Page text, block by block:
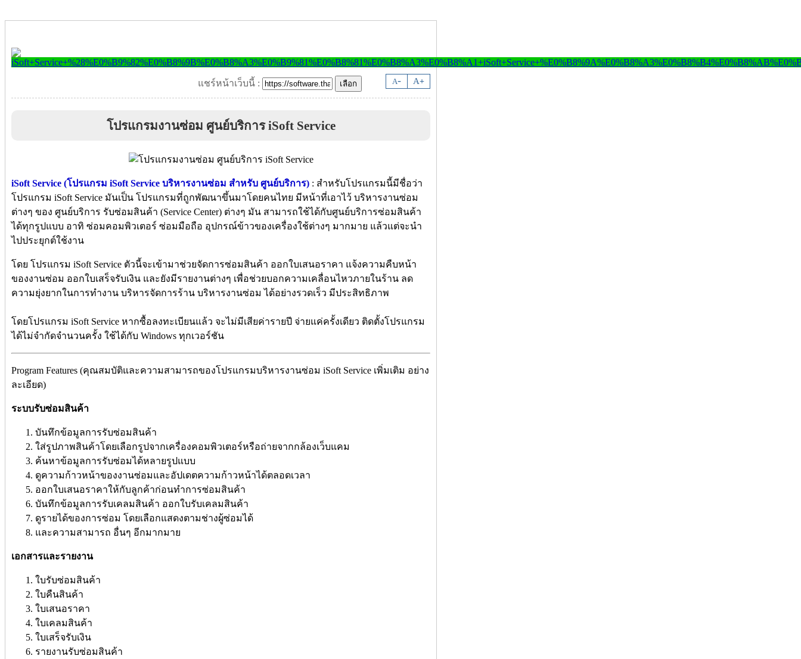
A- A+
แชร์หน้าเว็บนี้ :
โปรแกรมงานซ่อม ศูนย์บริการ iSoft Service
iSoft Service (โปรแกรม iSoft Service บริหารงานซ่อม สำหรับ ศูนย์บริการ) : สำหรับโปรแกรมนี้มีชื่อว่า
โปรแกรม iSoft Service มันเป็น โปรแกรมที่ถูกพัฒนาขึ้นมาโดยคนไทย มีหน้าที่เอาไว้ บริหารงานซ่อม
ต่างๆ ของ ศูนย์บริการ รับซ่อมสินค้า (Service Center) ต่างๆ มัน สามารถใช้ได้กับศูนย์บริการซ่อมสินค้า
ได้ทุกรูปแบบ อาทิ ซ่อมคอมพิวเตอร์ ซ่อมมือถือ อุปกรณ์ข้าวของเครื่องใช้ต่างๆ มากมาย แล้วแต่จะนำ
ไปประยุกต์ใช้งาน
โดย โปรแกรม iSoft Service ตัวนี้จะเข้ามาช่วยจัดการซ่อมสินค้า ออกใบเสนอราคา แจ้งความคืบหน้า
ของงานซ่อม ออกใบเสร็จรับเงิน และยังมีรายงานต่างๆ เพื่อช่วยบอกความเคลื่อนไหวภายในร้าน ลด
ความยุ่งยากในการทำงาน บริหารจัดการร้าน บริหารงานซ่อม ได้อย่างรวดเร็ว มีประสิทธิภาพ
โดยโปรแกรม iSoft Service หากซื้อลงทะเบียนแล้ว จะไม่มีเสียค่ารายปี จ่ายแค่ครั้งเดียว ติดตั้งโปรแกรม
ได้ไม่จำกัดจำนวนครั้ง ใช้ได้กับ Windows ทุกเวอร์ชัน
Program Features (คุณสมบัติและความสามารถของโปรแกรมบริหารงานซ่อม iSoft Service เพิ่มเติม อย่าง
ละเอียด)
ระบบรับซ่อมสินค้า
บันทึกข้อมูลการรับซ่อมสินค้า
ใส่รูปภาพสินค้าโดยเลือกรูปจากเครื่องคอมพิวเตอร์หรือถ่ายจากกล้องเว็บแคม
ค้นหาข้อมูลการรับซ่อมได้หลายรูปแบบ
ดูความก้าวหน้าของงานซ่อมและอัปเดตความก้าวหน้าได้ตลอดเวลา
ออกใบเสนอราคาให้กับลูกค้าก่อนทำการซ่อมสินค้า
บันทึกข้อมูลการรับเคลมสินค้า ออกใบรับเคลมสินค้า
ดูรายได้ของการซ่อม โดยเลือกแสดงตามช่างผู้ซ่อมได้
และความสามารถ อื่นๆ อีกมากมาย
เอกสารและรายงาน
ใบรับซ่อมสินค้า
ใบคืนสินค้า
ใบเสนอราคา
ใบเคลมสินค้า
ใบเสร็จรับเงิน
รายงานรับซ่อมสินค้า